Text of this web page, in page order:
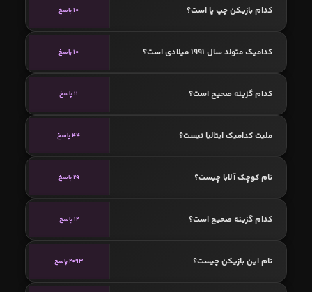
کدام بازیکن چپ پا است؟ 10 پاسخ
کدامیک متولد سال 1991 میلادی است؟ 10 پاسخ
کدام گزینه صحیح است؟ 11 پاسخ
ملیت کدامیک ایتالیا نیست؟ 44 پاسخ
نام کوچک آلابا چیست؟ 29 پاسخ
کدام گزینه صحیح است؟ 12 پاسخ
نام این بازیکن چیست؟ 2093 پاسخ